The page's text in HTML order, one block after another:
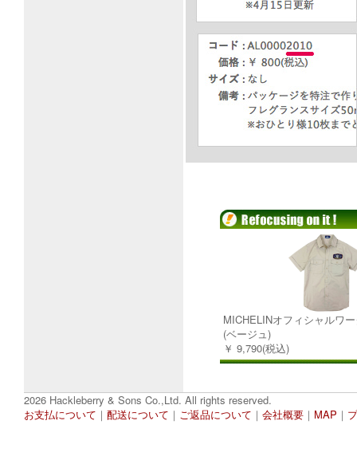
MICHELINオフィシャルワ
(ベージュ)
￥ 9,790(税込)
2026 Hackleberry & Sons Co.,Ltd. All rights reserved.
お支払について ｜ 配送について ｜ ご返品について ｜ 会社概要 ｜ MAP ｜